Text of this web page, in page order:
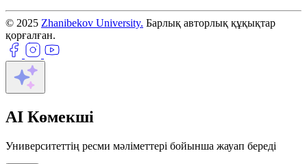
© 2025 Zhanibekov University. Барлық авторлық құқықтар
қорғалған.
AI Көмекші
Университеттің ресми мәліметтері бойынша жауап береді